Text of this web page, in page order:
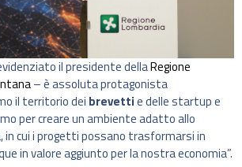
il presidente dellaRegione
– è assoluta protagonista
il territorio dei brevettie delle startup e
per creare un ambiente adatto allo
in cui i progetti possano trasformarsi in
in valore aggiunto per la nostra economia”.